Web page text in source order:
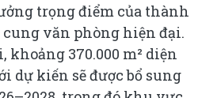
trọng điểm của thành
văn phòng hiện đại.
370.000 m² diện
dự kiến sẽ được bổ sung